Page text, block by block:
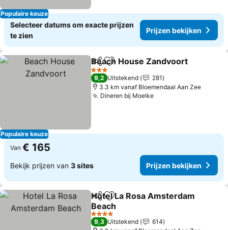
Populaire keuze
Selecteer datums om exacte prijzen
te zien
Prijzen bekijken
Populaire keuze
DelenToevoegen aan favorieten
Beach House Zandvoort
3 Sterren
9,2 Uitstekend
281
3.3 km vanaf Bloemendaal Aan Zee
Dineren bij Moelke
Van € 165
Bekijk prijzen van 3 sites Prijzen bekijken
DelenToevoegen aan favorieten
Hotel La Rosa Amsterdam
Beach
4 Sterren
9,3 Uitstekend
614